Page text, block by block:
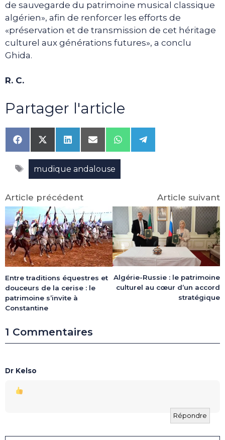
de sauvegarde du patrimoine musical classique
algérien», afin de renforcer les efforts de
«préservation et de transmission de cet héritage
culturel aux générations futures», a conclu
Ghida.
R. C.
Partager l'article
Share
on
Facebook
Share
on
X
(Twitter)
Share
on
LinkedIn
Share
on
Email
Share
on
WhatsApp
Share
on
Étiquettes
mudique andalouse
Article précédent
Entre traditions équestres et
douceurs de la cerise : le
patrimoine s’invite à
Constantine
Article suivant
Algérie-Russie : le patrimoine
culturel au cœur d’un accord
stratégique
1 Commentaires
Dr Kelso
Répondre